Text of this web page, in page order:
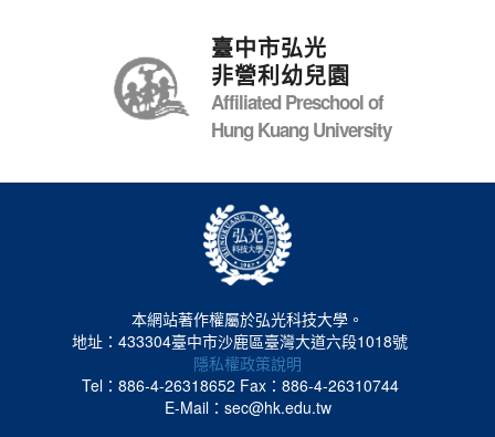
臺中市弘光
非營利幼兒園
Affiliated Preschool of
Hung Kuang University
本網站著作權屬於弘光科技大學。
地址：433304臺中市沙鹿區臺灣大道六段1018號
隱私權政策說明
Tel：886-4-26318652 Fax：886-4-26310744
E-Mail：sec@hk.edu.tw